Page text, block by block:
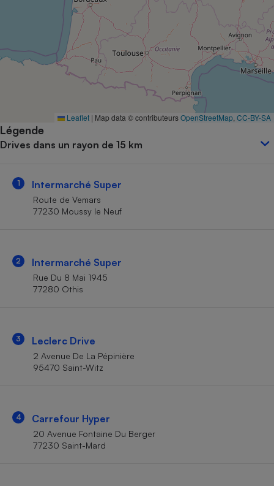
Leaflet | Map data © contributeursOpenStreetMap CC-BY-SA
Légende
Drives dans un rayon de 15 km
1 Intermarché Super
Route de Vemars
77230 Moussy le Neuf
2 Intermarché Super
Rue Du 8 Mai 1945
77280 Othis
3 Leclerc Drive
2 Avenue De La Pépinière
95470 Saint-Witz
4 Carrefour Hyper
20 Avenue Fontaine Du Berger
77230 Saint-Mard
Complément
alimentaire
Assurance emprunteur
Banque
Petit électroménager -
Matelas
Mutuelle